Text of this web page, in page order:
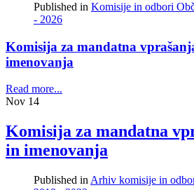
Published in Komisije in odbori
- 2026
Komisija za mandatna
imenovanja
Read more...
Nov 14
Komisija za mandatna
in imenovanja
Published in Arhiv komisije in